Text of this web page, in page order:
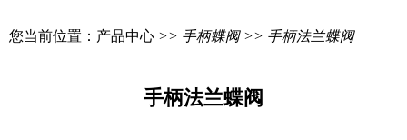
您当前位置： 产品中心 >> 手柄蝶阀>> 手柄法兰蝶阀
手柄法兰蝶阀